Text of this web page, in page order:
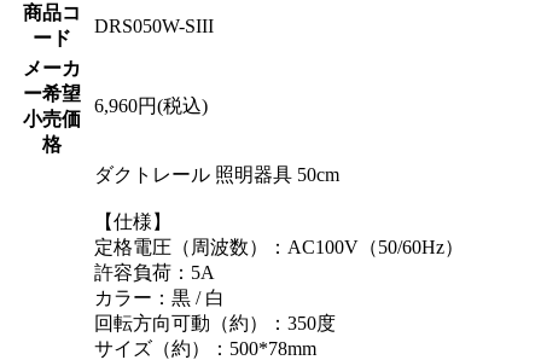
商品コ
ード
DRS050W-SIII
メーカ
ー希望
小売価
格
6,960円(税込)
ダクトレール 照明器具 50cm
【仕様】
定格電圧（周波数）：AC100V（50/60Hz）
許容負荷：5A
カラー：黒 / 白
回転方向可動（約）：350度
サイズ（約）：500*78mm